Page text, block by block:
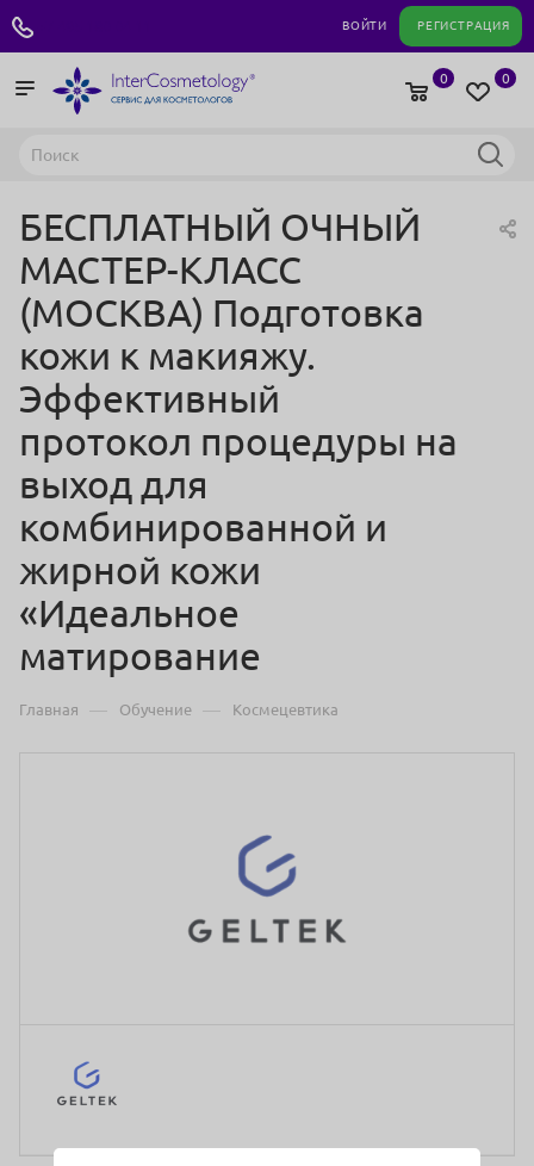
ВОЙТИ РЕГИСТРАЦИЯ
0
0
БЕСПЛАТНЫЙ ОЧНЫЙ
МАСТЕР-КЛАСС
(МОСКВА) Подготовка
кожи к макияжу.
Эффективный
протокол процедуры на
выход для
комбинированной и
жирной кожи
«Идеальное
матирование
Главная — Обучение — Космецевтика